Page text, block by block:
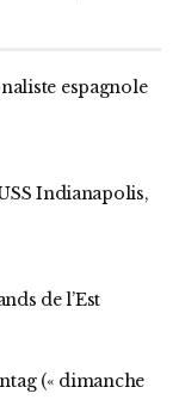
espagnole
Indianapolis,
de l’Est
(« dimanche